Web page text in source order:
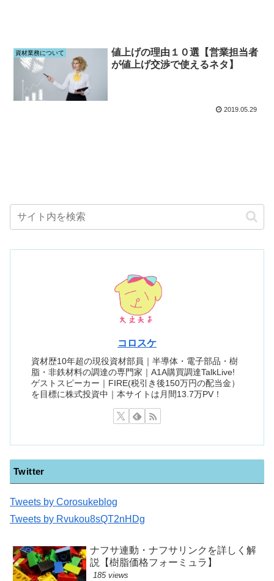
資材業務について
値上げの理由１０選【営業担当者
が値上げ交渉で使えるネタ】
2019.05.29
コロスケ
資材歴10年超の現役資材部員｜半導体・電子部品・樹
脂・非鉄材料の調達の専門家｜A1A購買調達TalkLive!
ゲストスピーカー｜FIRE(税引き後150万円の配当金）
を目標に株式投資中｜本サイトは月間13.7万PV！
Twitter
Tweets by Corosukeblog
Tweets by Rvukou8sQT2nHDg
ナフサ連動・ナフサリンクを詳しく解
説【樹脂価格フォーミュラ】
185 views